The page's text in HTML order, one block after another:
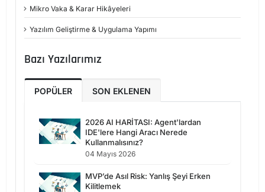
Mikro Vaka & Karar Hikâyeleri
Yazılım Geliştirme & Uygulama Yapımı
Bazı Yazılarımız
POPÜLER SON EKLENEN
2026 AI HARİTASI: Agent'lardan
IDE'lere Hangi Aracı Nerede
Kullanmalısınız?
04 Mayıs 2026
MVP’de Asıl Risk: Yanlış Şeyi Erken
Kilitlemek